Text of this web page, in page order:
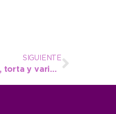
SIGUIENTE
Juan N. Fernández festeja su aniversario con desfile, torta y variados espectáculos